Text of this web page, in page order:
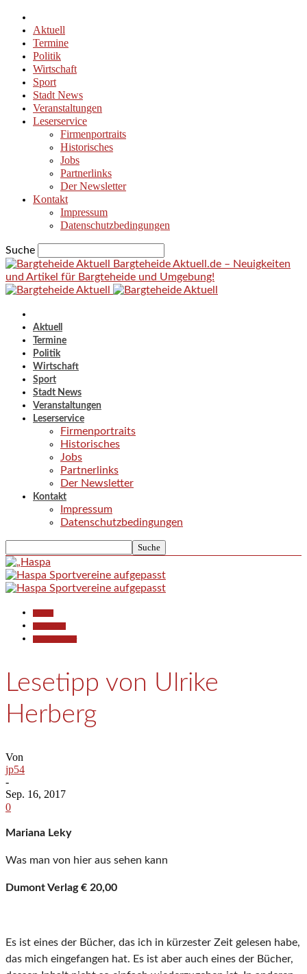
Aktuell
Termine
Politik
Wirtschaft
Sport
Stadt News
Veranstaltungen
Leserservice
Firmenportraits
Historisches
Jobs
Partnerlinks
Der Newsletter
Kontakt
Impressum
Datenschutzbedingungen
Suche
Bargteheide Aktuell.de – Neuigkeiten
und Artikel für Bargteheide und Umgebung!
Aktuell
Termine
Politik
Wirtschaft
Sport
Stadt News
Veranstaltungen
Leserservice
Firmenportraits
Historisches
Jobs
Partnerlinks
Der Newsletter
Kontakt
Impressum
Datenschutzbedingungen
Lesetipp von Ulrike
Herberg
Von
jp54
-
Sep. 16, 2017
0
Mariana Leky
Was man von hier aus sehen kann
Dumont Verlag € 20,00
Es ist eines der Bücher, das ich in kürzester Zeit gelesen habe,
das mich eingefangen hat. Es ist aber auch eines der Bücher,